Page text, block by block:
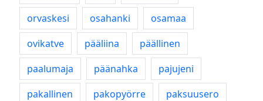
orvaskesi
osahanki
osamaa
ovikatve
pääliina
päällinen
paalumaja
päänahka
pajujeni
pakallinen
pakopyörre
paksuusero